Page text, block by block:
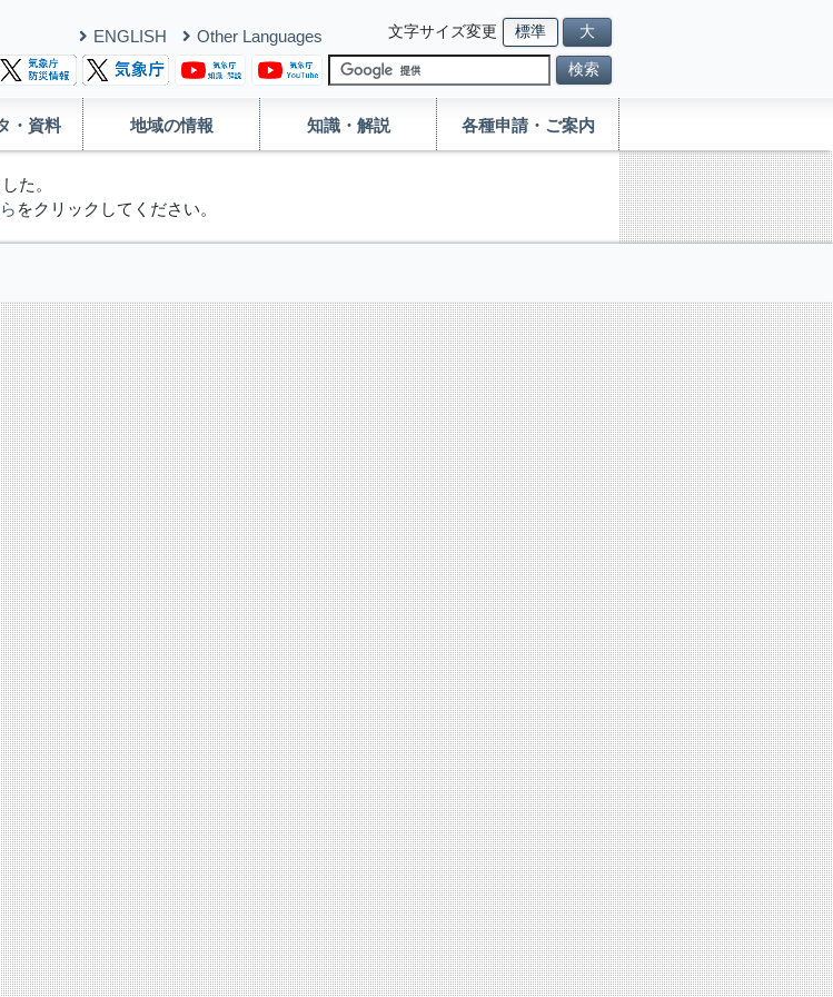
ENGLISH Other Languages 文字サイズ変更 標準 大
検索
・資料 地域の情報 知識・解説 各種申請・ご案内
た。
をクリックしてください。